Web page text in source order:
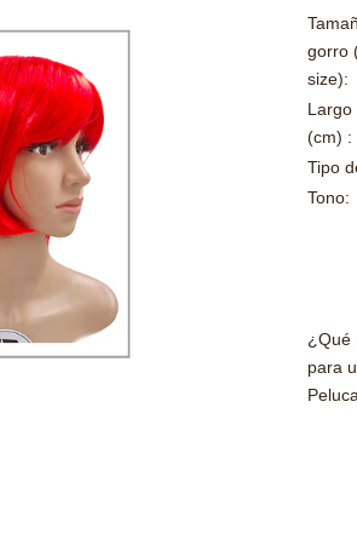
gorro
size):
Largo
(cm) :
Tipo
Tono:
¿Qué
para